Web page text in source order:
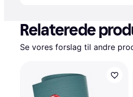
Relaterede
Se vores forslag til andre